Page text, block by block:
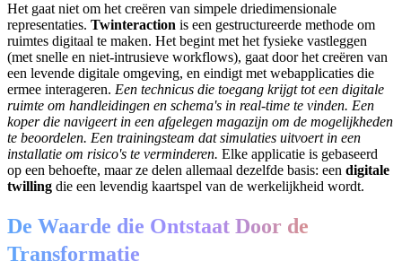
Het gaat niet om het creëren van simpele driedimensionale
representaties. Twinteraction is een gestructureerde methode om
ruimtes digitaal te maken. Het begint met het fysieke vastleggen
(met snelle en niet-intrusieve workflows), gaat door het creëren van
een levende digitale omgeving, en eindigt met webapplicaties die
ermee interageren. Een technicus die toegang krijgt tot een digitale
ruimte om handleidingen en schema's in real-time te vinden. Een
koper die navigeert in een afgelegen magazijn om de mogelijkheden
te beoordelen. Een trainingsteam dat simulaties uitvoert in een
installatie om risico's te verminderen. Elke applicatie is gebaseerd
op een behoefte, maar ze delen allemaal dezelfde basis: een digitale
twilling die een levendig kaartspel van de werkelijkheid wordt.
De Waarde die Ontstaat Door de
Transformatie